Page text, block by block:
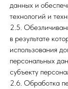
данных и
технологий и
2.5.
в результате
использования
персональных
субъекту
2.6. Обработка